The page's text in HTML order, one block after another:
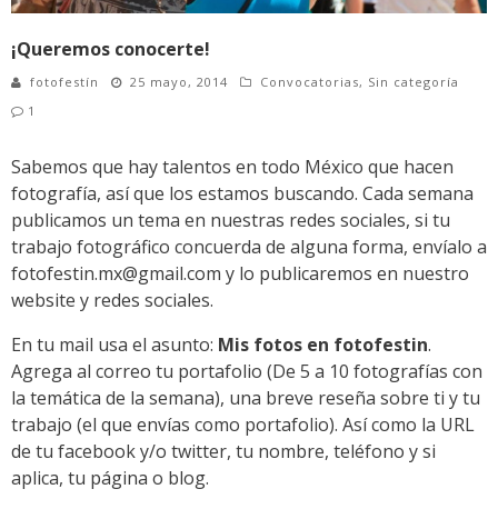
¡Queremos conocerte!
fotofestín 25 mayo, 2014 Convocatorias, Sin categoría
1
Sabemos que hay talentos en todo México que hacen
fotografía, así que los estamos buscando. Cada semana
publicamos un tema en nuestras redes sociales, si tu
trabajo fotográfico concuerda de alguna forma, envíalo a
fotofestin.mx@gmail.com y lo publicaremos en nuestro
website y redes sociales.
En tu mail usa el asunto: Mis fotos en fotofestin.
Agrega al correo tu portafolio (De 5 a 10 fotografías con
la temática de la semana), una breve reseña sobre ti y tu
trabajo (el que envías como portafolio). Así como la URL
de tu facebook y/o twitter, tu nombre, teléfono y si
aplica, tu página o blog.